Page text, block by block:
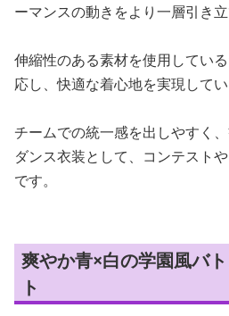
ーマンスの動きをより一層引き立
伸縮性のある素材を使用してい
応し、快適な着心地を実現してい
チームでの統一感を出しやすく
ダンス衣装として、コンテスト
です。
爽やか青×白の学園風バ
ト